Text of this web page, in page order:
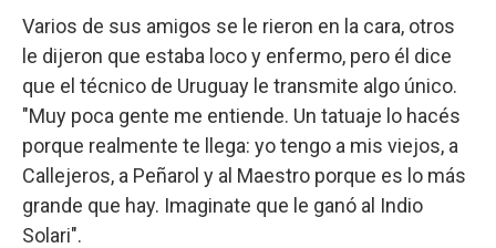
Varios de sus amigos se le rieron en la cara, otros
le dijeron que estaba loco y enfermo, pero él dice
que el técnico de Uruguay le transmite algo único.
"Muy poca gente me entiende. Un tatuaje lo hacés
porque realmente te llega: yo tengo a mis viejos, a
Callejeros, a Peñarol y al Maestro porque es lo más
grande que hay. Imaginate que le ganó al Indio
Solari".